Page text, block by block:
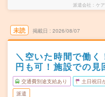
派遣会社 ケ
未読 掲載日 2026/08/07
＼空いた時間で働
円も可！施設での見
交通費別途支給あり 土日祝日
派遣